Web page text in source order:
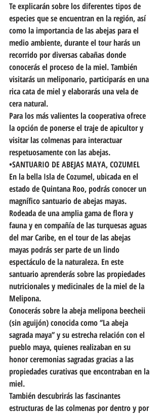
Te explicarán sobre los diferentes tipos de
especies que se encuentran en la región, así
como la importancia de las abejas para el
medio ambiente, durante el tour harás un
recorrido por diversas cabañas donde
conocerás el proceso de la miel. También
visitarás un meliponario, participarás en una
rica cata de miel y elaborarás una vela de
cera natural.
Para los más valientes la cooperativa ofrece
la opción de ponerse el traje de apicultor y
visitar las colmenas para interactuar
respetuosamente con las abejas.
•SANTUARIO DE ABEJAS MAYA, COZUMEL
En la bella Isla de Cozumel, ubicada en el
estado de Quintana Roo, podrás conocer un
magnífico santuario de abejas mayas.
Rodeada de una amplia gama de flora y
fauna y en compañía de las turquesas aguas
del mar Caribe, en el tour de las abejas
mayas podrás ser parte de un lindo
espectáculo de la naturaleza. En este
santuario aprenderás sobre las propiedades
nutricionales y medicinales de la miel de la
Melipona.
Conocerás sobre la abeja melipona beecheii
(sin aguijón) conocida como ‘’La abeja
sagrada maya’’ y su estrecha relación con el
pueblo maya, quienes realizaban en su
honor ceremonias sagradas gracias a las
propiedades curativas que encontraban en la
miel.
También descubrirás las fascinantes
estructuras de las colmenas por dentro y por